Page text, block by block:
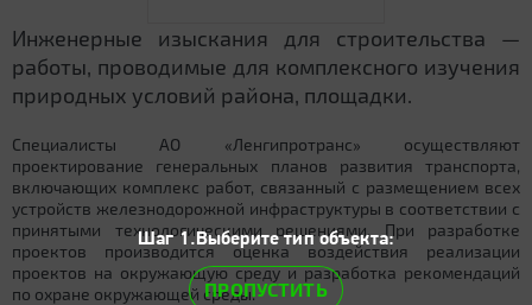
Инженерные изыскания для строительства —
работы, проводимые для комплексного изучения
природных условий района, площадки.
Специалисты АО «Ленгипротранс» осуществляют
проектирование генеральных планов развития транспорта,
включающих комплекс работ, связанный с размещением всех
устройств железнодорожной инфраструктуры в соответствии с
принятыми технологическими решениями. При разработке
проектов производится оценка воздействия реализации
проектов на окружающую среду и разработка рекомендаций
по охране окружающей среды.
Шаг 1.Выберите тип объекта:
ПРОПУСТИТЬ